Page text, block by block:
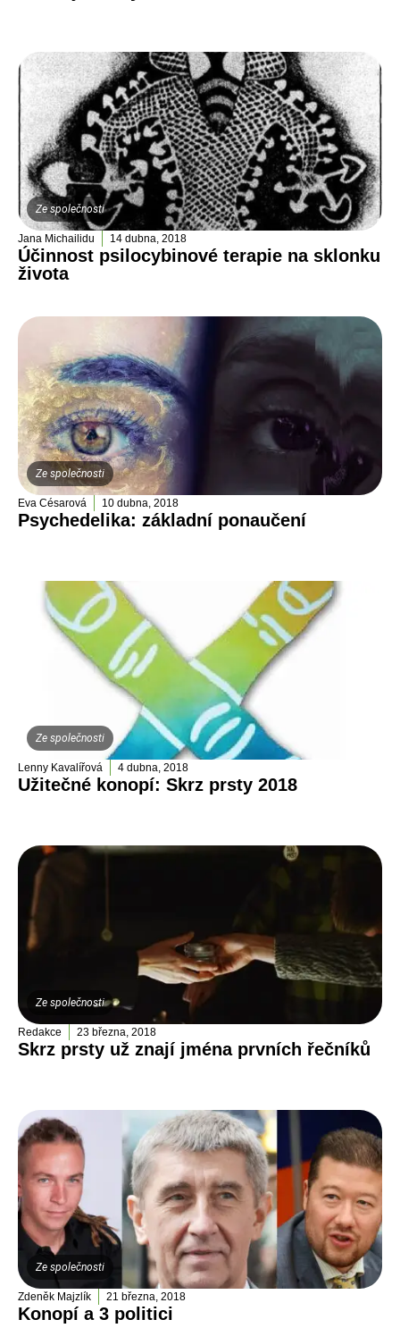
Ze společnosti
Jana Michailidu 14 dubna, 2018
Účinnost psilocybinové terapie na sklonku
života
Ze společnosti
Eva Césarová 10 dubna, 2018
Psychedelika: základní ponaučení
Ze společnosti
Lenny Kavalířová 4 dubna, 2018
Užitečné konopí: Skrz prsty 2018
Ze společnosti
Redakce 23 března, 2018
Skrz prsty už znají jména prvních řečníků
Ze společnosti
Zdeněk Majzlík 21 března, 2018
Konopí a 3 politici